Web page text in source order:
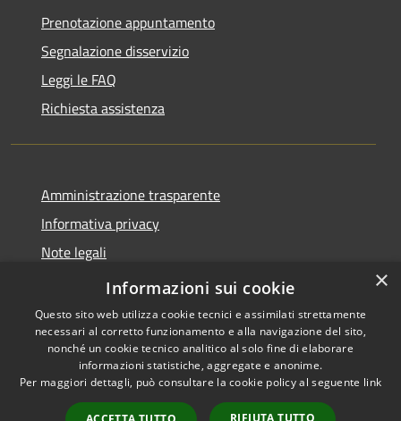
Prenotazione appuntamento
Segnalazione disservizio
Leggi le FAQ
Richiesta assistenza
Amministrazione trasparente
Informativa privacy
Note legali
Dichiarazione di accessibilità
Accessibilità
Copyright © 2026 • Comune di
Brenzone sul Garda • Powered
byMunicipium Accesso
×
Informazioni sui cookie
Questo sito web utilizza cookie tecnici e assimilati strettamente
necessari al corretto funzionamento e alla navigazione del sito,
nonché un cookie tecnico analitico al solo fine di elaborare
informazioni statistiche, aggregate e anonime.
Per maggiori dettagli, può consultare la cookie policy al seguente link
RIFIUTA TUTTO